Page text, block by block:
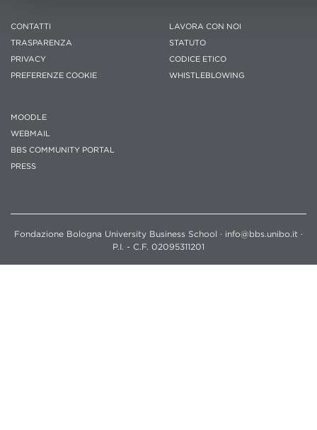
CONTATTI
TRASPARENZA
PRIVACY
PREFERENZE COOKIE
LAVORA CON NOI
STATUTO
CODICE ETICO
WHISTLEBLOWING
MOODLE
WEBMAIL
BBS COMMUNITY PORTAL
PRESS
Fondazione Bologna University Business School · info@bbs.unibo.it ·
P.I. - C.F. 02095311201